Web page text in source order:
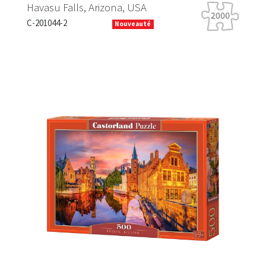
Havasu Falls, Arizona, USA
C-201044-2 Nouveauté
Previous